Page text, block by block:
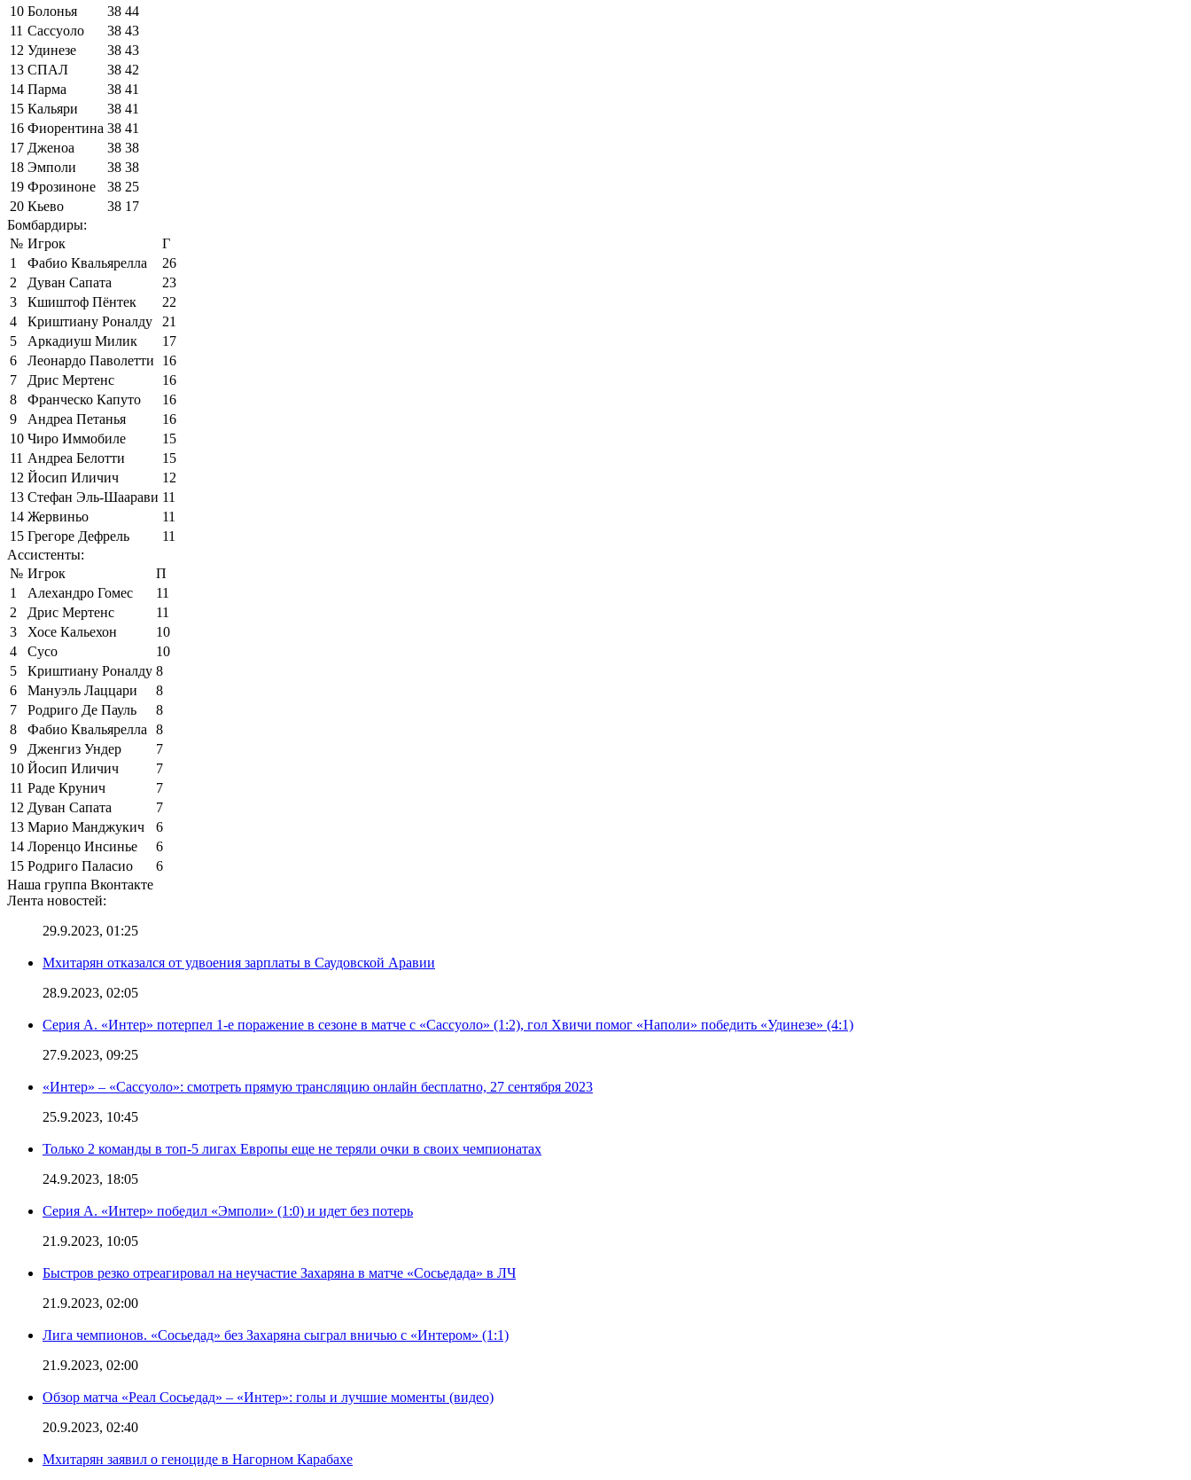
10 Болонья 38 44
11 Сассуоло 38 43
12 Удинезе 38 43
13 СПАЛ 38 42
14 Парма 38 41
15 Кальяри 38 41
16 Фиорентина 38 41
17 Дженоа 38 38
18 Эмполи 38 38
19 Фрозиноне 38 25
20 Кьево 38 17
Бомбардиры:
№ Игрок
Г
1
Фабио Квальярелла
26
2
Дуван Сапата
23
3
Кшиштоф Пёнтек
22
4
Криштиану Роналду
21
5
Аркадиуш Милик
17
6
Леонардо Паволетти
16
7
Дрис Мертенс
16
8
Франческо Капуто
16
9
Андреа Петанья
16
10 Чиро Иммобиле
15
11 Андреа Белотти
15
12 Йосип Иличич
12
13 Стефан Эль-Шаарави 11
14 Жервиньо
11
15 Грегоре Дефрель
11
Ассистенты:
№ Игрок
П
1
Алехандро Гомес
11
2
Дрис Мертенс
11
3
Хосе Кальехон
10
4
Сусо
10
5
Криштиану Роналду 8
6
Мануэль Лаццари
8
7
Родриго Де Пауль
8
8
Фабио Квальярелла
8
9
Дженгиз Ундер
7
10 Йосип Иличич
7
11 Раде Крунич
7
12 Дуван Сапата
7
13 Марио Манджукич
6
14 Лоренцо Инсинье
6
15 Родриго Паласио
6
Наша группа Вконтакте
Лента новостей:
29.9.2023, 01:25
Мхитарян отказался от удвоения зарплаты в Саудовской Аравии
28.9.2023, 02:05
Серия А. «Интер» потерпел 1-е поражение в сезоне в матче с «Сассуоло» (1:2), гол Хвичи помог «Наполи» победить «Удинезе» (4:1)
27.9.2023, 09:25
«Интер» – «Сассуоло»: смотреть прямую трансляцию онлайн бесплатно, 27 сентября 2023
25.9.2023, 10:45
Только 2 команды в топ-5 лигах Европы еще не теряли очки в своих чемпионатах
24.9.2023, 18:05
Серия А. «Интер» победил «Эмполи» (1:0) и идет без потерь
21.9.2023, 10:05
Быстров резко отреагировал на неучастие Захаряна в матче «Сосьедада» в ЛЧ
21.9.2023, 02:00
Лига чемпионов. «Сосьедад» без Захаряна сыграл вничью с «Интером» (1:1)
21.9.2023, 02:00
Обзор матча «Реал Сосьедад» – «Интер»: голы и лучшие моменты (видео)
20.9.2023, 02:40
Мхитарян заявил о геноциде в Нагорном Карабахе